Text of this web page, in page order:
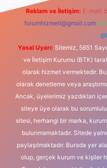
Reklam ve İletişim: E-mail:
forumhizmeti@gmail.com
Yasal Uyarı: Sitemiz, 5651
ve İletişim Kurumu (BTK)
olarak hizmet vermektedir.
olarak denetleme veya
Ancak, üyelerimiz yazdıkları
siteye üye olarak bu
sitesi, herhangi bir marka,
bulunmamaktadır. Sitede
paylaşılmaktadır. Burada yer
olup, gerçek kurum ve kişiler